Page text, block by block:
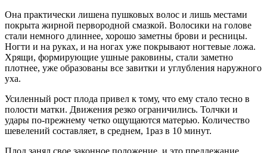
Она практически лишена пушковых волос и лишь местами
покрыта жирной первородной смазкой. Волосики на голове
стали немного длиннее, хорошо заметны брови и ресницы.
Ногти и на руках, и на ногах уже покрывают ногтевые ложа.
Хрящи, формирующие ушные раковины, стали заметно
плотнее, уже образованы все завитки и углубления наружного
уха.
Усиленный рост плода привел к тому, что ему стало тесно в
полости матки. Движения резко ограничились. Толчки и
удары по-прежнему четко ощущаются матерью. Количество
шевелений составляет, в среднем, 1раз в 10 минут.
Плод занял свое законное положение, и это предлежание